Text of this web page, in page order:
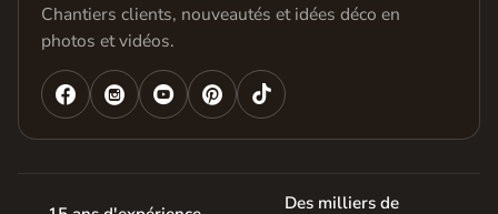
Chantiers clients, nouveautés et idées déco en
photos et vidéos.
   
Des milliers de